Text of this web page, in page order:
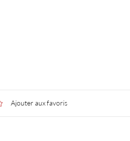
Ajouter aux favoris